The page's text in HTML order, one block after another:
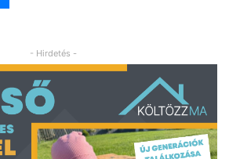
- Hirdetés -